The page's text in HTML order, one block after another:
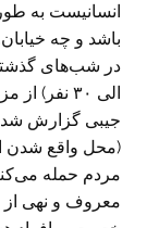
انسانیست به
باشد و چه خیابان.
الی ۳۰
جیبی گزارش
(محل واقع شدن
مردم حمله
معروف و نهی از